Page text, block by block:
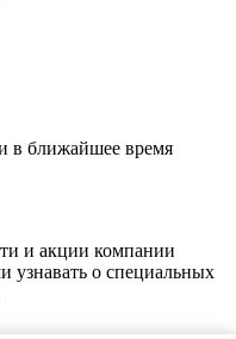
в ближайшее время
и акции компании
узнавать о специальных